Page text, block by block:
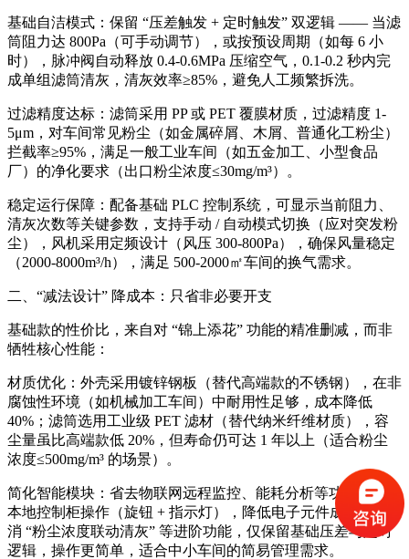
基础自洁模式：保留 “压差触发 + 定时触发” 双逻辑 —— 当滤
筒阻力达 800Pa（可手动调节），或按预设周期（如每 6 小
时），脉冲阀自动释放 0.4-0.6MPa 压缩空气，0.1-0.2 秒内完
成单组滤筒清灰，清灰效率≥85%，避免人工频繁拆洗。
过滤精度达标：滤筒采用 PP 或 PET 覆膜材质，过滤精度 1-
5μm，对车间常见粉尘（如金属碎屑、木屑、普通化工粉尘）
拦截率≥95%，满足一般工业车间（如五金加工、小型食品
厂）的净化要求（出口粉尘浓度≤30mg/m³）。
稳定运行保障：配备基础 PLC 控制系统，可显示当前阻力、
清灰次数等关键参数，支持手动 / 自动模式切换（应对突发粉
尘），风机采用定频设计（风压 300-800Pa），确保风量稳定
（2000-8000m³/h），满足 500-2000㎡车间的换气需求。
二、“减法设计” 降成本：只省非必要开支
基础款的性价比，来自对 “锦上添花” 功能的精准删减，而非
牺牲核心性能：
材质优化：外壳采用镀锌钢板（替代高端款的不锈钢），在非
腐蚀性环境（如机械加工车间）中耐用性足够，成本降低
40%；滤筒选用工业级 PET 滤材（替代纳米纤维材质），容
尘量虽比高端款低 20%，但寿命仍可达 1 年以上（适合粉尘
浓度≤500mg/m³ 的场景）。
简化智能模块：省去物联网远程监控、能耗分析等功能，改为
本地控制柜操作（旋钮 + 指示灯），降低电子元件成本；取
消 “粉尘浓度联动清灰” 等进阶功能，仅保留基础压差与定时
逻辑，操作更简单，适合中小车间的简易管理需求。